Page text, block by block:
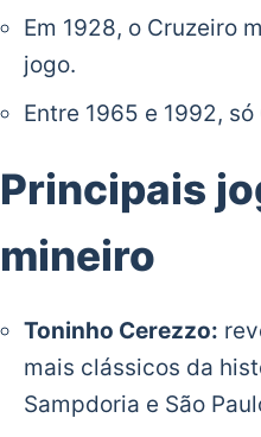
Em 1928, o Cruzeiro
jogo.
Entre 1965 e 1992,
Principais
mineiro
Toninho Cerezzo:
mais clássicos da
Sampdoria e São